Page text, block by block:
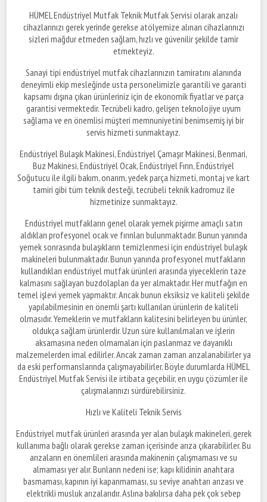
HÜMEL Endüstriyel Mutfak Teknik Mutfak Servisi olarak arızalı
cihazlarınızı gerek yerinde gerekse atölyemize alınan cihazlarınızı
sizleri mağdur etmeden sağlam, hızlı ve güvenilir şekilde tamir
etmekteyiz.
Sanayi tipi endüstriyel mutfak cihazlarınızın tamiratını alanında
deneyimli ekip mesleğinde usta personelimizle garantili ve garanti
kapsamı dışına çıkan ürünleriniz için de ekonomik fiyatlar ve parça
garantisi vermektedir. Tecrübeli kadro, gelişen teknolojiye uyum
sağlama ve en önemlisi müşteri memnuniyetini benimsemiş iyi bir
servis hizmeti sunmaktayız.
Endüstriyel Bulaşık Makinesi, Endüstriyel Çamaşır Makinesi, Benmari,
Buz Makinesi, Endüstriyel Ocak, Endüstriyel Fırın, Endüstriyel
Soğutucu ile ilgili bakım, onarım, yedek parça hizmeti, montaj ve kart
tamiri gibi tüm teknik desteği, tecrübeli teknik kadromuz ile
hizmetinize sunmaktayız.
Endüstriyel mutfakların genel olarak yemek pişirme amaçlı satın
aldıkları profesyonel ocak ve fırınları bulunmaktadır. Bunun yanında
yemek sonrasında bulaşıkların temizlenmesi için endüstriyel bulaşık
makineleri bulunmaktadır. Bunun yanında profesyonel mutfakların
kullandıkları endüstriyel mutfak ürünleri arasında yiyeceklerin taze
kalmasını sağlayan buzdolapları da yer almaktadır. Her mutfağın en
temel işlevi yemek yapmaktır. Ancak bunun eksiksiz ve kaliteli şekilde
yapılabilmesinin en önemli şartı kullanılan ürünlerin de kaliteli
olmasıdır. Yemeklerin ve mutfakların kalitesini belirleyen bu ürünler,
oldukça sağlam ürünlerdir. Uzun süre kullanılmaları ve işlerin
aksamasına neden olmamaları için paslanmaz ve dayanıklı
malzemelerden imal edilirler. Ancak zaman zaman arızalanabilirler ya
da eski performanslarında çalışmayabilirler. Böyle durumlarda HÜMEL
Endüstriyel Mutfak Servisi ile irtibata geçebilir, en uygu çözümler ile
çalışmalarınızı sürdürebilirsiniz.
Hızlı ve Kaliteli Teknik Servis
Endüstriyel mutfak ürünleri arasında yer alan bulaşık makineleri, gerek
kullanıma bağlı olarak gerekse zaman içerisinde arıza çıkarabilirler. Bu
arızaların en önemlileri arasında makinenin çalışmaması ve su
almaması yer alır. Bunların nedeni ise; kapı kilidinin anahtara
basmaması, kapının iyi kapanmaması, su seviye anahtarı arızası ve
elektrikli musluk arızalarıdır. Aslına bakılırsa daha pek çok sebep